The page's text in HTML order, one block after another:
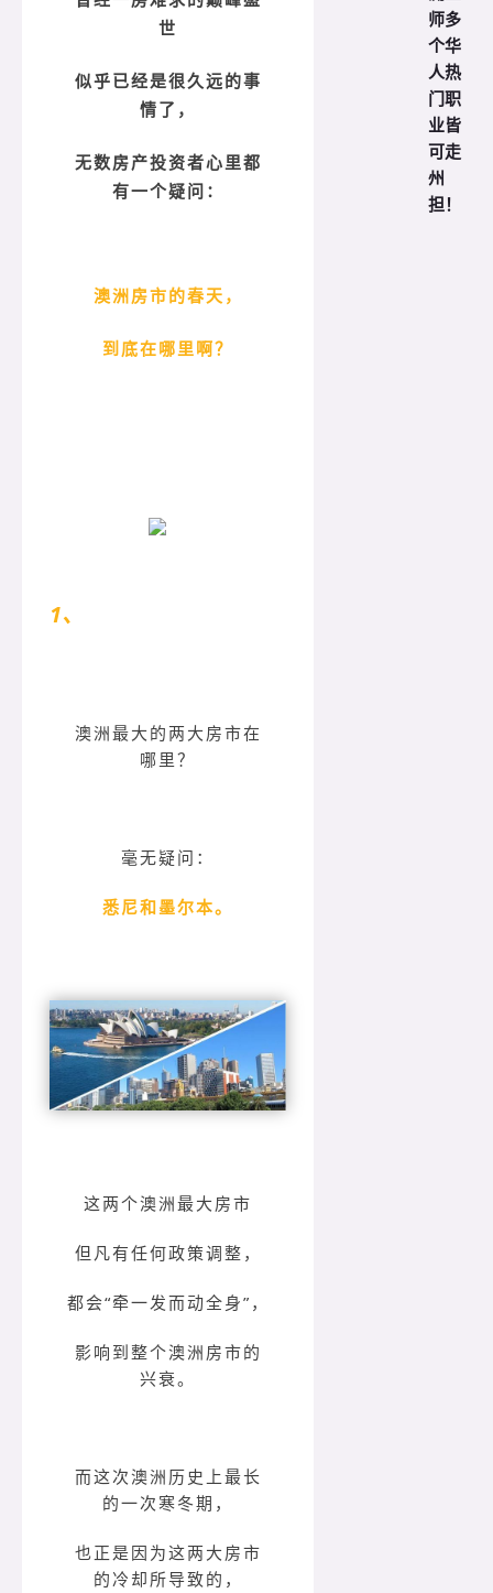
世
似乎已经是很久远的事
情了，
无数房产投资者心里都
有一个疑问：
澳洲房市的春天，
到底在哪里啊？
1、
澳洲最大的两大房市在
哪里？
毫无疑问：
悉尼和墨尔本。
这两个澳洲最大房市
但凡有任何政策调整，
都会“牵一发而动全身”，
影响到整个澳洲房市的
兴衰。
而这次澳洲历史上最长
的一次寒冬期，
也正是因为这两大房市
的冷却所导致的，
师多
个华
人热
门职
业皆
可走
州
担！